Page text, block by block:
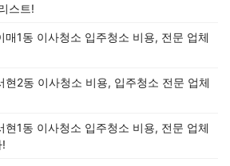
스트!
매1동 이사청소 입주청소 비용, 전문 업체
현2동 이사청소 비용, 입주청소 전문 업체
현1동 이사청소 입주청소 비용, 전문 업체